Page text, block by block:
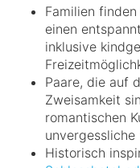
Familien
einen
inklusive
Paare, die auf
Zweisamkeit
romantischen
Historisch